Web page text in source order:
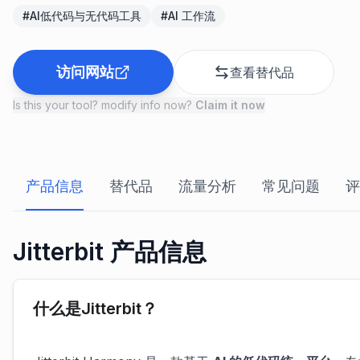
#AI低代码与无代码工具 #AI 工作流
访问网站 查看替代品
Is this your tool? modify info now? Claim it now
产品信息 替代品 流量分析 常见问题
Jitterbit 产品信息
什么是Jitterbit？